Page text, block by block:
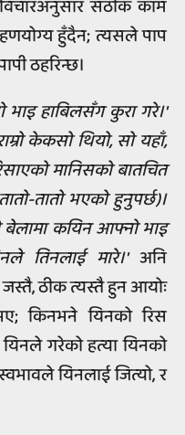
सठीक काम
हुँदैन; त्यसले पाप
ठहरिन्छ।
हाबिलसँग कुरा गरे।'
केकसो थियो, सो यहाँ,
मानिसको बातचित
तातो भएको हुनुपर्छ)।
बेलामा कयिन आफ्नो भाइ
तिनलाई मारे।'अनि
ठीक त्यस्तै हुन आयोः
किनभने यिनको रिस
गरेको हत्या यिनको
यिनलाई जित्यो, र